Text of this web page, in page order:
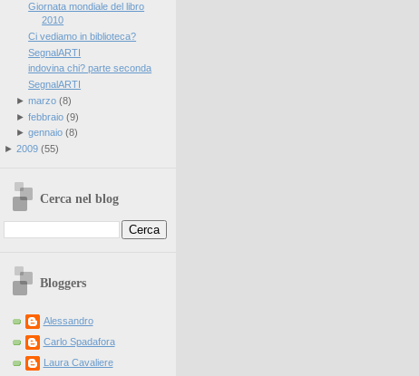
Giornata mondiale del libro
2010
Ci vediamo in biblioteca?
SegnalARTI
indovina chi? parte seconda
SegnalARTI
► marzo(8)
► febbraio(9)
► gennaio(8)
► 2009(55)
Cerca nel blog
Bloggers
Alessandro
Carlo Spadafora
Laura Cavaliere